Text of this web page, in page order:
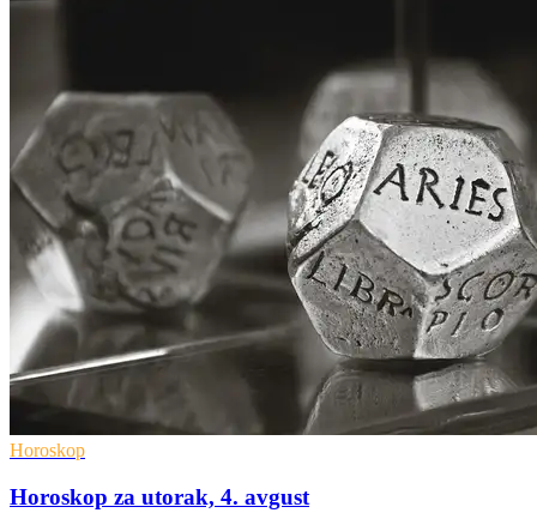
Horoskop
Horoskop za utorak, 4. avgust